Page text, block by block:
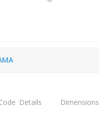
Details Dimensions